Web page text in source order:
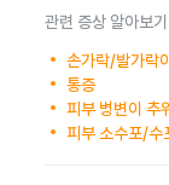
관련 증상 알아보기
손가락/발가락
통증
피부 병변이 추
피부 소수포/수